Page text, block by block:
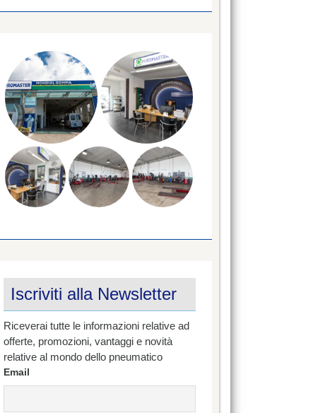
Iscriviti alla Newsletter
Riceverai tutte le informazioni relative ad
offerte, promozioni, vantaggi e novità
relative al mondo dello pneumatico
Email